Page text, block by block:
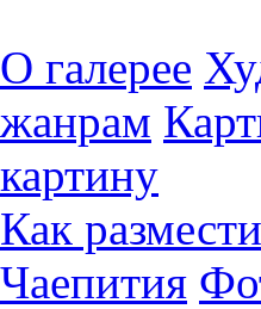
О галерее
жанрам
картину
Как
Чаепития